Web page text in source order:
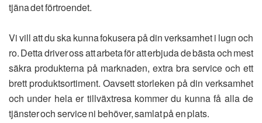
tjäna det förtroendet.
Vi vill att du ska kunna fokusera på din verksamhet i lugn och
ro. Detta driver oss att arbeta för att erbjuda de bästa och mest
säkra produkterna på marknaden, extra bra service och ett
brett produktsortiment. Oavsett storleken på din verksamhet
och under hela er tillväxtresa kommer du kunna få alla de
tjänster och service ni behöver, samlat på en plats.